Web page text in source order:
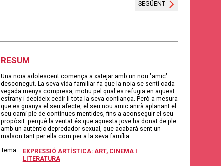
SEGÜENT
RESUM
Una noia adolescent comença a xatejar amb un nou "amic"
desconegut. La seva vida familiar fa que la noia se senti cada
vegada menys compresa, motiu pel qual es refugia en aquest
estrany i decideix cedir-li tota la seva confiança. Però a mesura
que es guanya el seu afecte, el seu nou amic anirà aplanant el
seu camí ple de contínues mentides, fins a aconseguir el seu
propòsit: perquè la veritat és que aquesta jove ha donat de ple
amb un autèntic depredador sexual, que acabarà sent un
malson tant per ella com per a la seva família.
Tema:
EXPRESSIÓ ARTÍSTICA: ART, CINEMA I
LITERATURA